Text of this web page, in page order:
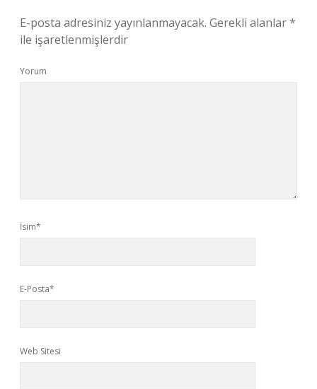
E-posta adresiniz yayınlanmayacak. Gerekli alanlar*
ile işaretlenmişlerdir
Yorum
İsim*
E-Posta*
Web Sitesi